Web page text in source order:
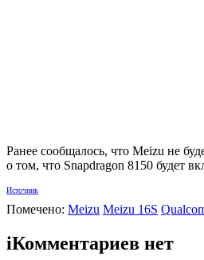
Ранее сообщалось, что Meizu не
о том, что Snapdragon 8150 будет
Источник
Помечено: Meizu Meizu 16S
iКомментариев нет